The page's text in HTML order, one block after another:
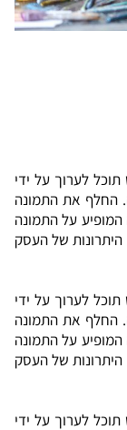
לערוך על ידי
החלף את התמונה
המופיע על התמונה
היתרונות של העסק
לערוך על ידי
החלף את התמונה
המופיע על התמונה
היתרונות של העסק
לערוך על ידי